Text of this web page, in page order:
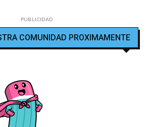
PUBLICIDAD
COMUNIDAD PROXIMAMENTE